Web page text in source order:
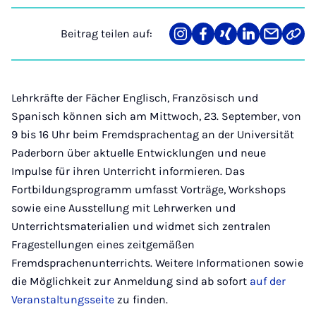
Beitrag teilen auf:
Teilen
auf
Teilen
auf
Teilen
auf
Teilen
auf
Teilen
über
Link
Lehrkräfte der Fächer Englisch, Französisch und
Spanisch können sich am Mittwoch, 23. September, von
9 bis 16 Uhr beim Fremdsprachentag an der Universität
Paderborn über aktuelle Entwicklungen und neue
Impulse für ihren Unterricht informieren. Das
Fortbildungsprogramm umfasst Vorträge, Workshops
sowie eine Ausstellung mit Lehrwerken und
Unterrichtsmaterialien und widmet sich zentralen
Fragestellungen eines zeitgemäßen
Fremdsprachenunterrichts. Weitere Informationen sowie
die Möglichkeit zur Anmeldung sind ab sofort auf der
Veranstaltungsseite zu finden.